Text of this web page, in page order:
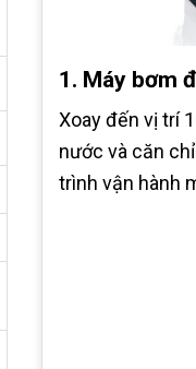
1. Máy bơm
Xoay đến vị trí
nước và căn
trình vận hành